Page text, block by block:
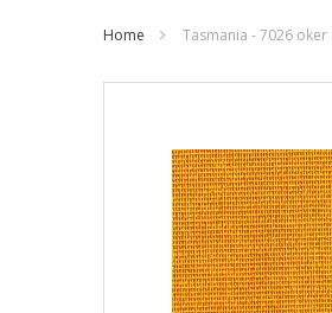
Home Tasmania - 7026 oker